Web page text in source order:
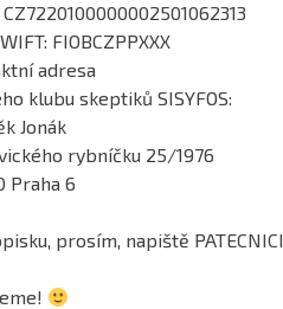
FIOBCZPPXXX
adresa
klubu skeptiků SISYFOS:
Jonák
rybníčku 25/1976
Praha 6
prosím, napiště PATECNICI